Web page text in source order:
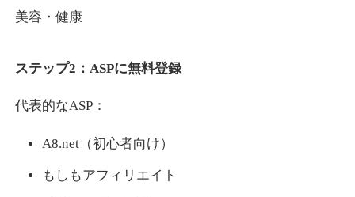
美容・健康
ステップ2：ASPに無料登録
代表的なASP：
A8.net（初心者向け）
もしもアフィリエイト